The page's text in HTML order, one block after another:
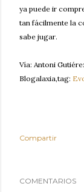
ya puede ir
tan fácilmente la
sabe jugar.
Vía: Antoni
Blogalaxia,tag:
Compartir
COMENTARIOS